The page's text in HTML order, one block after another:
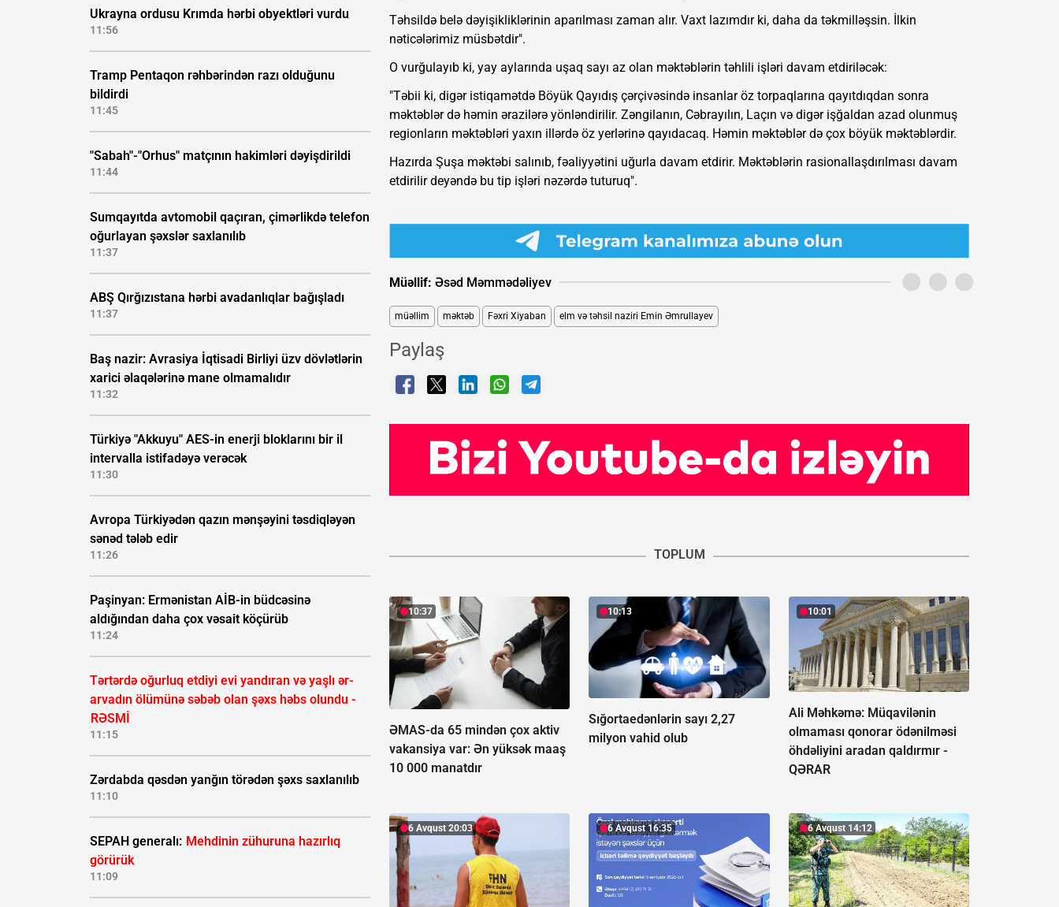
Ukrayna ordusu Krımda hərbi obyektləri vurdu
11:56
Tramp Pentaqon rəhbərindən razı olduğunu
bildirdi
11:45
"Sabah"-"Orhus" matçının hakimləri dəyişdirildi
11:44
Sumqayıtda avtomobil qaçıran, çimərlikdə telefon
oğurlayan şəxslər saxlanılıb
11:37
ABŞ Qırğızıstana hərbi avadanlıqlar bağışladı
11:37
Baş nazir: Avrasiya İqtisadi Birliyi üzv dövlətlərin
xarici əlaqələrinə mane olmamalıdır
11:32
Türkiyə "Akkuyu" AES-in enerji bloklarını bir il
intervalla istifadəyə verəcək
11:30
Avropa Türkiyədən qazın mənşəyini təsdiqləyən
sənəd tələb edir
11:26
Paşinyan: Ermənistan AİB-in büdcəsinə
aldığından daha çox vəsait köçürüb
11:24
Tərtərdə oğurluq etdiyi evi yandıran və yaşlı ər-
arvadın ölümünə səbəb olan şəxs həbs olundu -
RƏSMİ
11:15
Zərdabda qəsdən yanğın törədən şəxs saxlanılıb
11:10
SEPAH generalı: Mehdinin zühuruna hazırlıq
görürük
11:09
Təhsildə belə dəyişikliklərinin aparılması zaman alır. Vaxt lazımdır ki, daha da təkmilləşsin. İlkin
nəticələrimiz müsbətdir".
O vurğulayıb ki, yay aylarında uşaq sayı az olan məktəblərin təhlili işləri davam etdiriləcək:
"Təbii ki, digər istiqamətdə Böyük Qayıdış çərçivəsində insanlar öz torpaqlarına qayıtdıqdan sonra
məktəblər də həmin ərazilərə yönləndirilir. Zəngilanın, Cəbrayılın, Laçın və digər işğaldan azad olunmuş
regionların məktəbləri yaxın illərdə öz yerlərinə qayıdacaq. Həmin məktəblər də çox böyük məktəblərdir.
Hazırda Şuşa məktəbi salınıb, fəaliyyətini uğurla davam etdirir. Məktəblərin rasionallaşdırılması davam
etdirilir deyəndə bu tip işləri nəzərdə tuturuq".
Müəllif: Əsəd Məmmədəliyev
müəllim məktəb Fəxri Xiyaban elm və təhsil naziri Emin Əmrullayev
Paylaş
TOPLUM
10:37
ƏMAS-da 65 mindən çox aktiv
vakansiya var: Ən yüksək maaş
10 000 manatdır
10:13
Sığortaedənlərin sayı 2,27
milyon vahid olub
10:01
Ali Məhkəmə: Müqavilənin
olmaması qonorar ödənilməsi
öhdəliyini aradan qaldırmır -
QƏRAR
6 Avqust 20:03 6 Avqust 16:35 6 Avqust 14:12